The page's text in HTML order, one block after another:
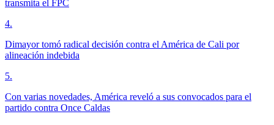
transmita el FPC
4.
Dimayor tomó radical decisión contra el América de Cali por
alineación indebida
5.
Con varias novedades, América reveló a sus convocados para el
partido contra Once Caldas